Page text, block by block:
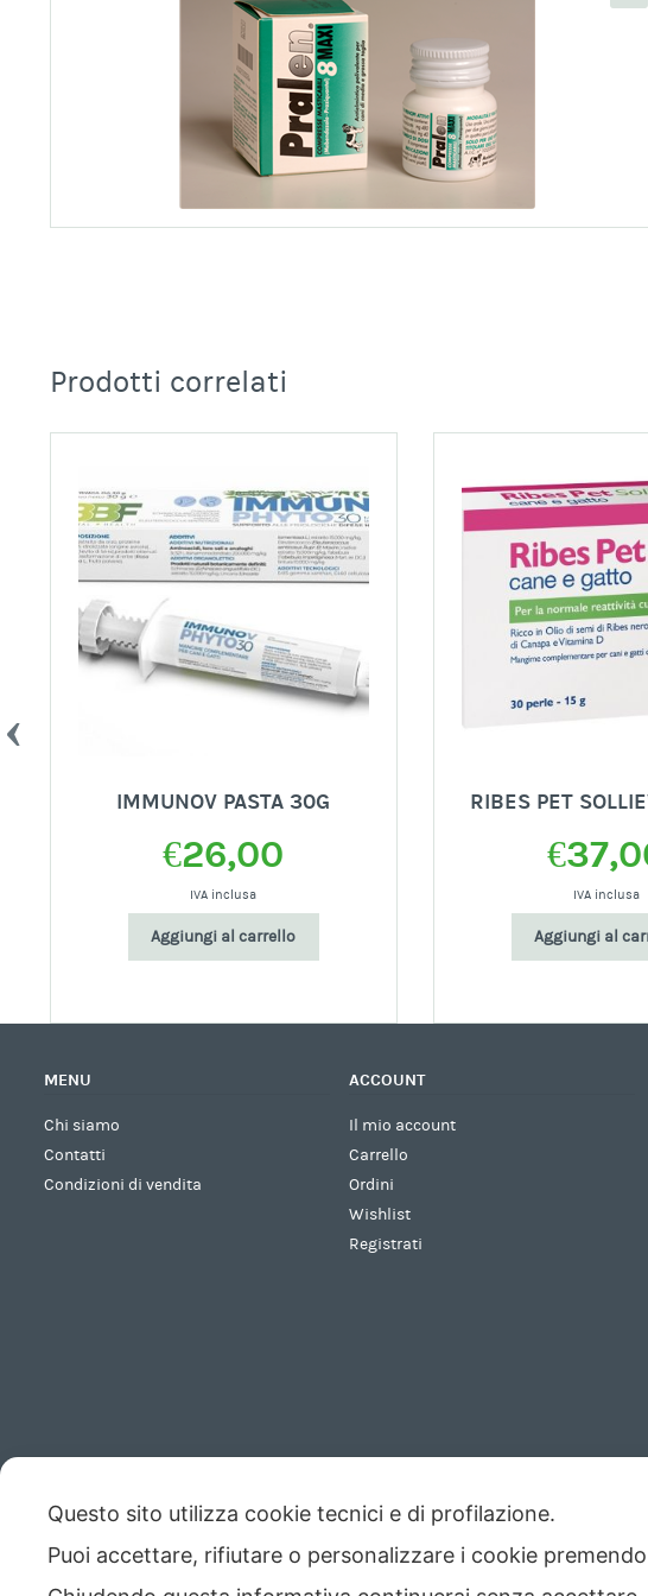
Prodotti correlati
IMMUNOV PASTA 30G
€26,00
IVA inclusa
Aggiungi al carrello
RIBES PET
€
IVA inclusa
Aggiungi al
MENU
Chi siamo
Contatti
Condizioni di vendita
ACCOUNT
Il mio account
Carrello
Ordini
Wishlist
Registrati
Copyright © 2026 - Codice Fiscale/Partita Iva 01423690419 R.E.A. di Pesaro n.
Questo sito utilizza cookie tecnici e di profilazione.
Puoi accettare, rifiutare o personalizzare i cookie